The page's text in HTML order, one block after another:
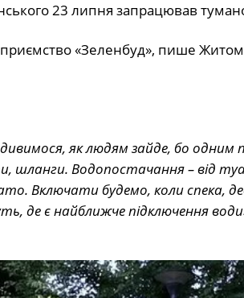
23 липня запрацював
«Зеленбуд», пише
як людям зайде, бо одним
шланги. Водопостачання – від
Включати будемо, коли спека,
де є найближче підключення